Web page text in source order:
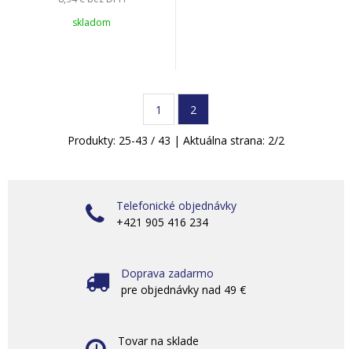
skladom
1 2
Produkty: 25-43 / 43 | Aktuálna strana: 2/2
Telefonické objednávky
+421 905 416 234
Doprava zadarmo
pre objednávky nad 49 €
Tovar na sklade